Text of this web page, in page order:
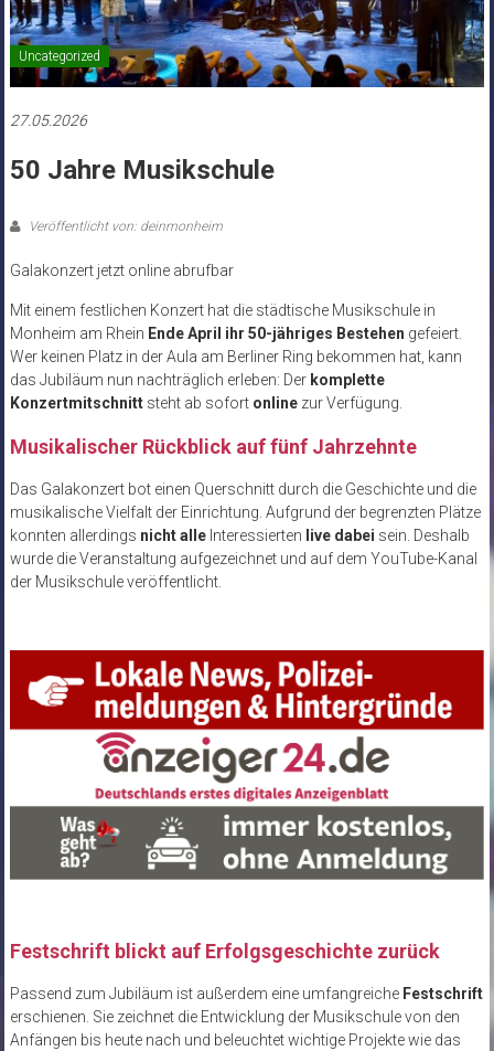
Uncategorized
27.05.2026
50 Jahre Musikschule
Veröffentlicht von: deinmonheim
Galakonzert jetzt online abrufbar
Mit einem festlichen Konzert hat die städtische Musikschule in
Monheim am Rhein Ende April ihr 50-jähriges Bestehen gefeiert.
Wer keinen Platz in der Aula am Berliner Ring bekommen hat, kann
das Jubiläum nun nachträglich erleben: Der komplette
Konzertmitschnittsteht ab sofort onlinezur Verfügung.
Musikalischer Rückblick auf fünf Jahrzehnte
Das Galakonzert bot einen Querschnitt durch die Geschichte und die
musikalische Vielfalt der Einrichtung. Aufgrund der begrenzten Plätze
konnten allerdings nicht alleInteressierten live dabei sein. Deshalb
wurde die Veranstaltung aufgezeichnet und auf dem YouTube-Kanal
der Musikschule veröffentlicht.
Festschrift blickt auf Erfolgsgeschichte zurück
Passend zum Jubiläum ist außerdem eine umfangreiche Festschrift
erschienen. Sie zeichnet die Entwicklung der Musikschule von den
Anfängen bis heute nach und beleuchtet wichtige Projekte wie das